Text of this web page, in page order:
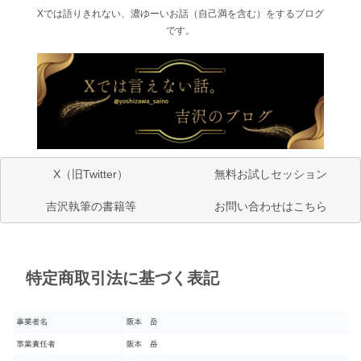
Xでは語りきれない、濃ゆーいお話（自己満を含む）をするブログ
です。
X（旧Twitter） 無料お試しセッション
吉沢執筆の書籍等 お問い合わせはこちら
特定商取引法に基づく表記